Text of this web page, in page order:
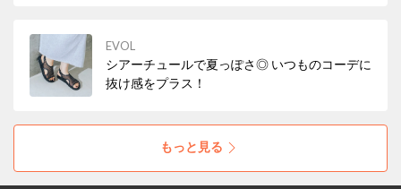
EVOL
シアーチュールで夏っぽさ◎ いつものコーデに
抜け感をプラス！
もっと見る